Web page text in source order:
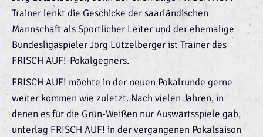
Trainer lenkt die Geschicke der saarländischen
Mannschaft als Sportlicher Leiter und der ehemalige
Bundesligaspieler Jörg Lützelberger ist Trainer des
FRISCH AUF!-Pokalgegners.
FRISCH AUF! möchte in der neuen Pokalrunde gerne
weiter kommen wie zuletzt. Nach vielen Jahren, in
denen es für die Grün-Weißen nur Auswärtsspiele gab,
unterlag FRISCH AUF! in der vergangenen Pokalsaison